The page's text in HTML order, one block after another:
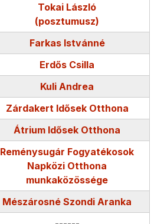
Tokai László
(posztumusz)
Farkas Istvánné
Erdős Csilla
Kuli Andrea
Zárdakert Idősek Otthona
Átrium Idősek Otthona
Reménysugár Fogyatékosok
Napközi Otthona
munkaközössége
Mészárosné Szondi Aranka